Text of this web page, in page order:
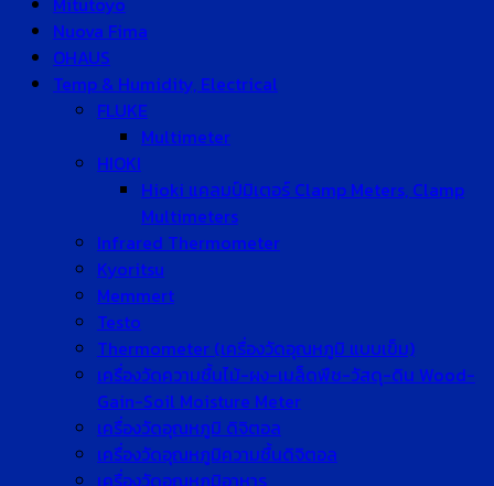
Nuova Fima
OHAUS
Temp & Humidity, Electrical
FLUKE
Multimeter
HIOKI
Hioki แคลมป์มิเตอร์ Clamp Meters, Clamp
Multimeters
Infrared Thermometer
Kyoritsu
Memmert
Testo
Thermometer (เครื่องวัดอุณหภูมิ แบบเข็ม)
เครื่องวัดความชื้นไม้-ผง-เมล็ดพืช-วัสดุ-ดิน Wood-
Gain-Soil Moisture Meter
เครื่องวัดอุณหภูมิ ดิจิตอล
เครื่องวัดอุณหภูมิความชื้นดิจิตอล
เครื่องวัดอุณหภูมิอาหาร